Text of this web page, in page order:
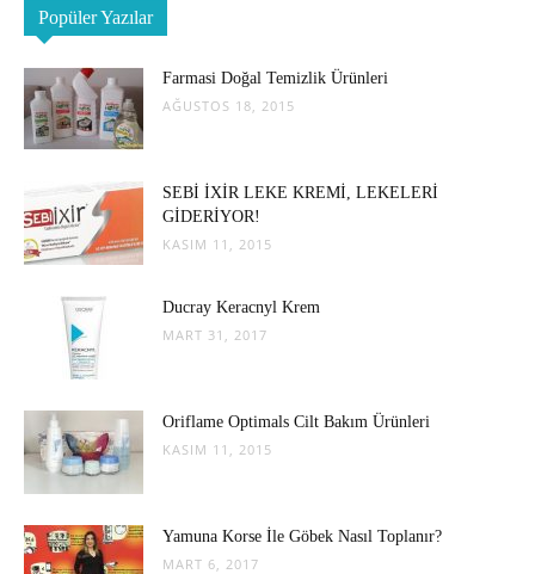
Popüler Yazılar
Farmasi Doğal Temizlik Ürünleri
AĞUSTOS 18, 2015
SEBİ İXİR LEKE KREMİ, LEKELERİ
GİDERİYOR!
KASIM 11, 2015
Ducray Keracnyl Krem
MART 31, 2017
Oriflame Optimals Cilt Bakım Ürünleri
KASIM 11, 2015
Yamuna Korse İle Göbek Nasıl Toplanır?
MART 6, 2017